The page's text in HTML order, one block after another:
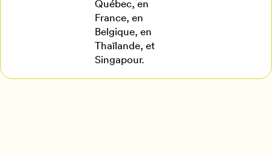
Québec, en
France, en
Belgique, en
Thaïlande, et
Singapour.